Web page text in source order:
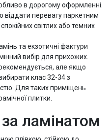
в дорогому оформленні.
віддати перевагу паркетним
світлих або темних
та екзотичні фактури
вибір для прихожих.
але якщо
клас 32-34 з
Для таких приміщень
плитки.
ламінатом